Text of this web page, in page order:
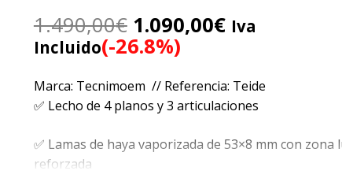
1.490,00€ El
precio
original
era:
1.490,00€.
1.090,00€El
es:
1.090,00€.
Iva
Incluido(-26.8%)
Marca: Tecnimoem // Referencia: Teide
✅ Lecho de 4 planos y 3 articulaciones
✅ Lamas de haya vaporizada de 53×8 mm con zona
reforzada